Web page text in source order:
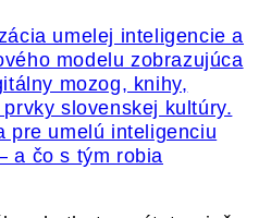
pre umelú inteligenciu
a čo s tým robia